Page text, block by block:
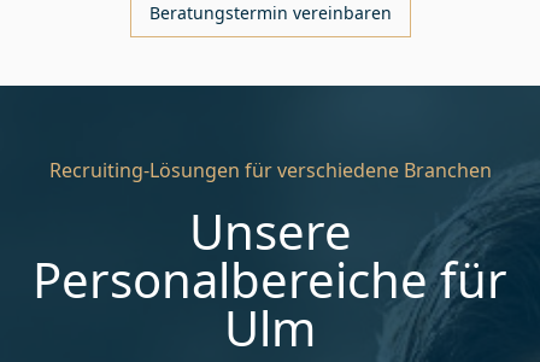
Beratungstermin vereinbaren
Recruiting-Lösungen für verschiedene Branchen
Unsere
Personalbereiche für
Ulm